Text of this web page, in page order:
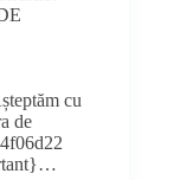
cu
de